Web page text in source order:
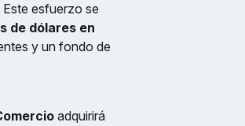
esfuerzo se
de dólares en
y un fondo de
adquirirá